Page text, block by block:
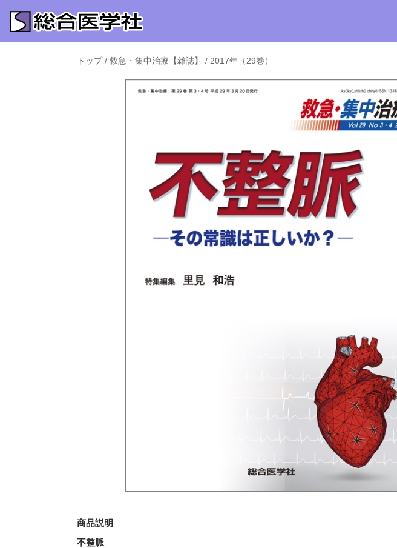
トップ/ 救急・集中治療【雑誌】 / 2017年（29巻）
商品説明
不整脈